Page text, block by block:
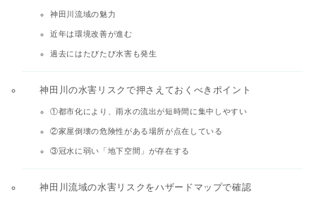
神田川流域の魅力
近年は環境改善が進む
過去にはたびたび水害も発生
神田川の水害リスクで押さえておくべきポイント
①都市化により、雨水の流出が短時間に集中しやすい
②家屋倒壊の危険性がある場所が点在している
③冠水に弱い「地下空間」が存在する
神田川流域の水害リスクをハザードマップで確認